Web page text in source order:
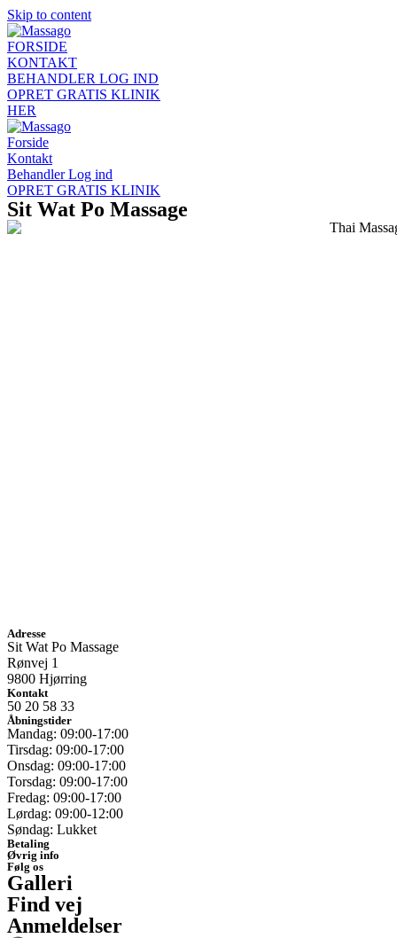
Skip to content
FORSIDE
KONTAKT
BEHANDLER LOG IND
OPRET GRATIS KLINIK
HER
Forside
Kontakt
Behandler Log ind
OPRET GRATIS KLINIK
Sit Wat Po Massage
Adresse
Sit Wat Po Massage
Rønvej 1
9800 Hjørring
Kontakt
50 20 58 33
Åbningstider
Mandag: 09:00-17:00
Tirsdag: 09:00-17:00
Onsdag: 09:00-17:00
Torsdag: 09:00-17:00
Fredag: 09:00-17:00
Lørdag: 09:00-12:00
Søndag: Lukket
Betaling
Øvrig info
Følg os
Galleri
Find vej
Anmeldelser